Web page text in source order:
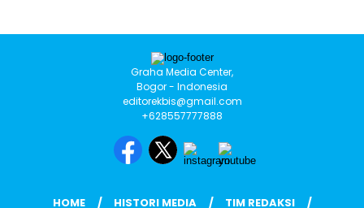
Graha Media Center,
Bogor - Indonesia
editorekbis@gmail.com
+628557777888
HOME HISTORI MEDIA TIM REDAKSI